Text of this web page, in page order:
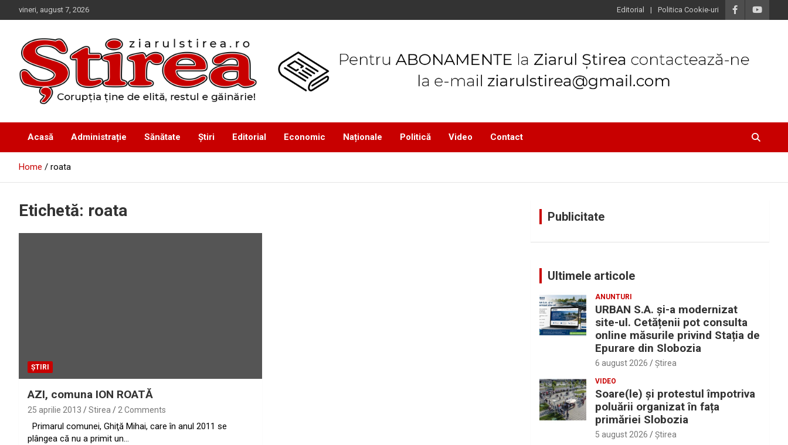
to
vineri, august 7, 2026 Editorial Politica Cookie-uri
Ziarul Știrea
Acasă Administrație Sănătate Știri Editorial Economic Naționale Politică Video Contact
Home roata
Etichetă: roata
ȘTIRI
AZI, comuna ION ROATĂ
25 aprilie 2013 Stirea 2 Comments
Primarul comunei, Ghiţă Mihai, care în anul 2011 se
plângea că nu a primit un…
Publicitate
Ultimele articole
ANUNTURI
URBAN S.A. și-a modernizat
site-ul. Cetățenii pot consulta
online măsurile privind Stația de
Epurare din Slobozia
6 august 2026 Ştirea
VIDEO
Soare(le) și protestul împotriva
poluării organizat în fața
primăriei Slobozia
5 august 2026 Ştirea